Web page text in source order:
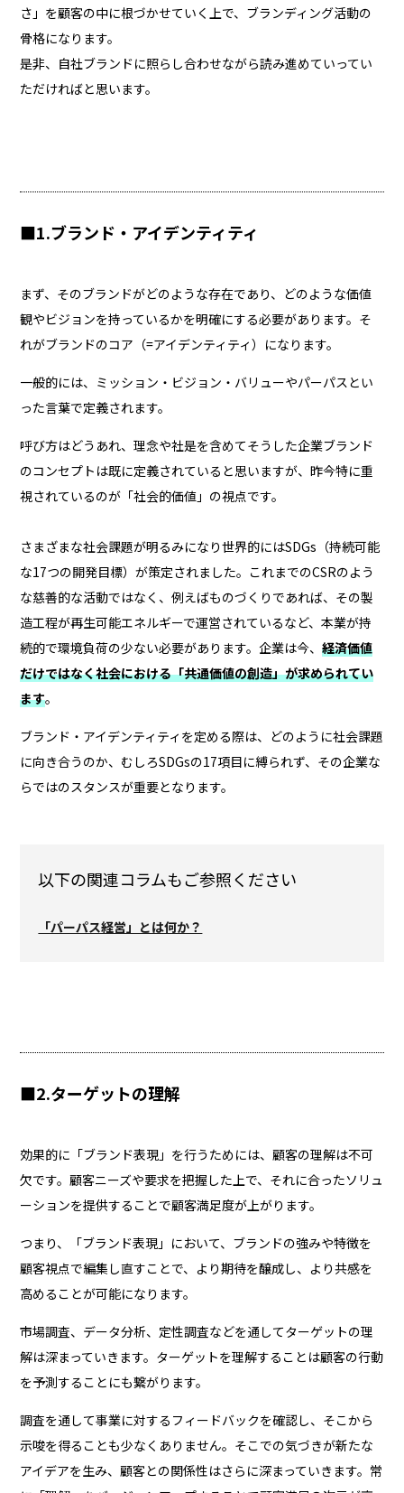
さ」を顧客の中に根づかせていく上で、ブランディング活動の
骨格になります。
是非、自社ブランドに照らし合わせながら読み進めていってい
ただければと思います。
■1.ブランド・アイデンティティ
まず、そのブランドがどのような存在であり、どのような価値
観やビジョンを持っているかを明確にする必要があります。そ
れがブランドのコア（=アイデンティティ）になります。
一般的には、ミッション・ビジョン・バリューやパーパスとい
った言葉で定義されます。
呼び方はどうあれ、理念や社是を含めてそうした企業ブランド
のコンセプトは既に定義されていると思いますが、昨今特に重
視されているのが「社会的価値」の視点です。
さまざまな社会課題が明るみになり世界的にはSDGs（持続可能
な17つの開発目標）が策定されました。これまでのCSRのよう
な慈善的な活動ではなく、例えばものづくりであれば、その製
造工程が再生可能エネルギーで運営されているなど、本業が持
続的で環境負荷の少ない必要があります。企業は今、経済価値
だけではなく社会における「共通価値の創造」が求められてい
ます。
ブランド・アイデンティティを定める際は、どのように社会課題
に向き合うのか、むしろSDGsの17項目に縛られず、その企業な
らではのスタンスが重要となります。
以下の関連コラムもご参照ください
「パーパス経営」とは何か？
■2.ターゲットの理解
効果的に「ブランド表現」を行うためには、顧客の理解は不可
欠です。顧客ニーズや要求を把握した上で、それに合ったソリュ
ーションを提供することで顧客満足度が上がります。
つまり、「ブランド表現」において、ブランドの強みや特徴を
顧客視点で編集し直すことで、より期待を醸成し、より共感を
高めることが可能になります。
市場調査、データ分析、定性調査などを通してターゲットの理
解は深まっていきます。ターゲットを理解することは顧客の行動
を予測することにも繋がります。
調査を通して事業に対するフィードバックを確認し、そこから
示唆を得ることも少なくありません。そこでの気づきが新たな
アイデアを生み、顧客との関係性はさらに深まっていきます。常